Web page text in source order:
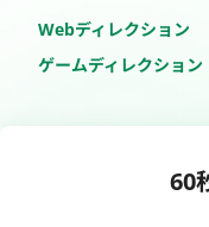
Webディレクション
ゲームディレクション
60